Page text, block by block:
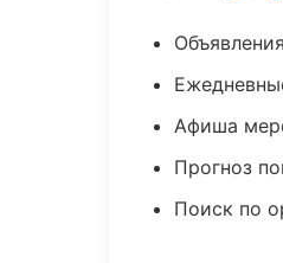
Афиша
Прогноз
Поиск по